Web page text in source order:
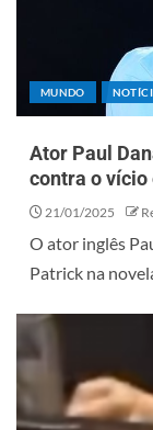
MUNDO
Ator Paul
contra o vício
21/01/2025
O ator inglês
Patrick na